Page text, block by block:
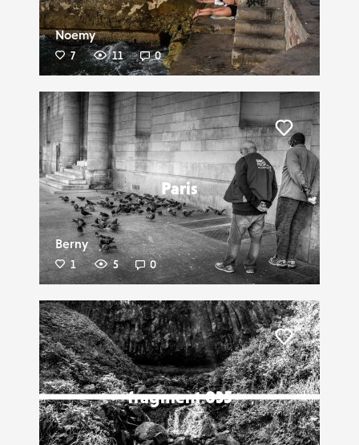
Noemy
7 11 0
Paris
Berny
1 5 0
fragment 035
Liker